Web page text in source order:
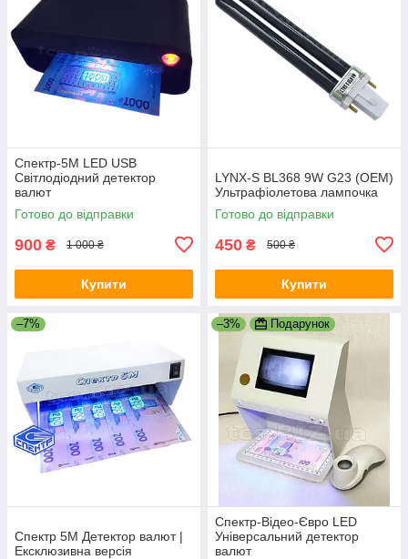
Спектр-5M LED USB
Світлодіодний детектор
валют
Готово до відправки
900 ₴ 1 000 ₴
Купити
LYNX-S ВL368 9W G23 (ОЕМ)
Ультpaфiолетова лaмпoчкa
Готово до відправки
450 ₴ 500 ₴
Купити
–7%
Спектр 5M Детектор валют |
Ексклюзивна версія
–3% Подарунок
Спектр-Відео-Євро LED
Універсальний детектор
валют